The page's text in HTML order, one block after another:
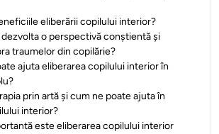
eliberării copilului interior?
o perspectivă conștientă și
traumelor din copilărie?
ajuta eliberarea copilului interior în
prin artă și cum ne poate ajuta în
interior?
este eliberarea copilului interior